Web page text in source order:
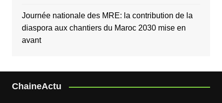
Journée nationale des MRE: la contribution de la
diaspora aux chantiers du Maroc 2030 mise en
avant
ChaineActu